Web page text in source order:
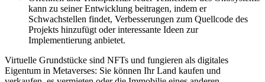
kann zu seiner Entwicklung beitragen, indem er
Schwachstellen findet, Verbesserungen zum Quellcode des
Projekts hinzufügt oder interessante Ideen zur
Implementierung anbietet.
Virtuelle Grundstücke sind NFTs und fungieren als digitales
Eigentum in Metaverses: Sie können Ihr Land kaufen und